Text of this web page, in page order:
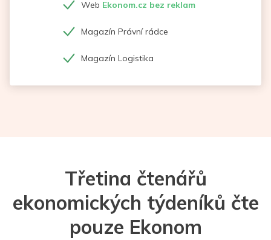
Web Ekonom.cz bez reklam
Magazín Právní rádce
Magazín Logistika
Třetina čtenářů
ekonomických týdeníků čte
pouze Ekonom